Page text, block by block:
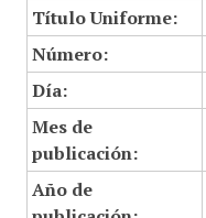
Título Uniforme:
Número:
Día:
Mes de
publicación:
Año de